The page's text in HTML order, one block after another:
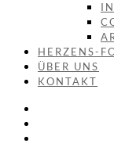
HERZENS-
ÜBER UNS
KONTAKT